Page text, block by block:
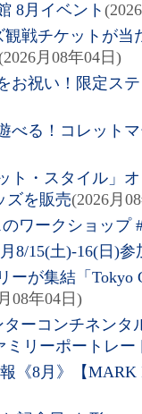
8月イベント
戦チケットが
月08年04日)
お祝い！限定ス
べる！コレット
ト・スタイル」
ズを販売(2026月
ワークショップ
8/15(土)-16(日)参
ーが集結「Tokyo
08年04日)
ーコンチネンタ
ミリーポートレー
《8月》【MARK